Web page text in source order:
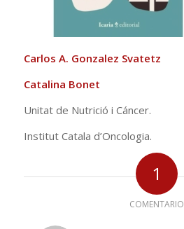
Carlos A. Gonzalez Svatetz
Catalina Bonet
Unitat de Nutrició i Cáncer.
Institut Catala d’Oncologia.
1
COMENTARIO